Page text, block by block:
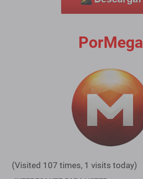
PorMega
(Visited 107 times, 1 visits today)